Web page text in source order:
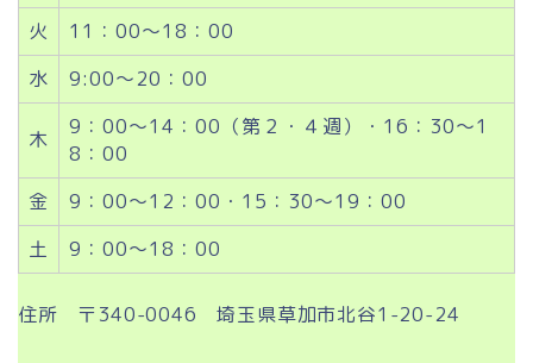
火
11：00～18：00
水
9:00～20：00
木
9：00～14：00（第２・４週）・16：30～1
8：00
金
9：00～12：00・15：30～19：00
土
9：00～18：00
住所 〒340-0046 埼玉県草加市北谷1-20-24